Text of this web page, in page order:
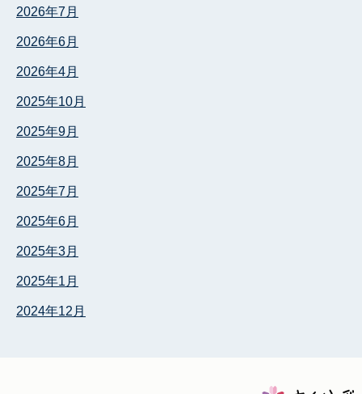
2026年7月
2026年6月
2026年4月
2025年10月
2025年9月
2025年8月
2025年7月
2025年6月
2025年3月
2025年1月
2024年12月